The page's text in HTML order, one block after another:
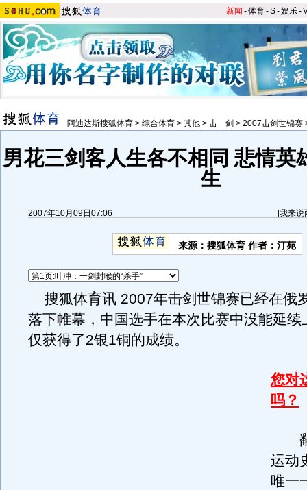
新闻 -体育-S-娱乐-
阿迪达斯搜狐体育 > 综合体育 > 其他 > 击 剑 > 2007击剑世锦赛
男花三剑客人生各不相同 悲情英
生
2007年10月09日07:06 [我来说
来源：搜狐体育 作者：汀苑
搜狐体育讯 2007年击剑世锦赛已经在俄
落下帷幕，中国选手在本次比赛中没能延续
仅获得了2银1铜的成绩。
您对
吗？
翻
运动
唯一